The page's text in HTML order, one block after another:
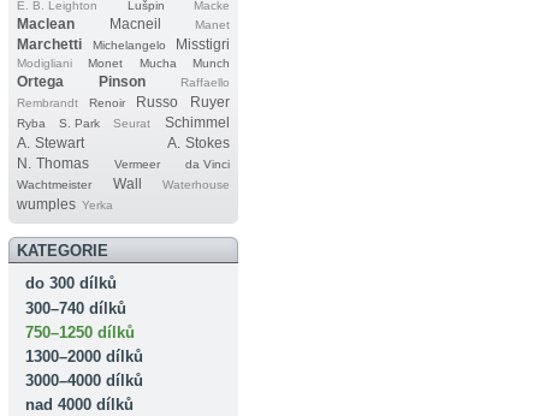
E. B. Leighton
Lušpin Macke
Maclean Macneil Manet
Marchetti Michelangelo Misstigri
Modigliani Monet Mucha Munch
Ortega Pinson
Raffaello
Rembrandt
Renoir Russo Ruyer
Ryba S. Park Seurat
Schimmel
A. Stewart
A. Stokes
N. Thomas
Vermeer
da Vinci
Wachtmeister
Wall Waterhouse
wumples Yerka
KATEGORIE
do 300 dílků
300–740 dílků
750–1250 dílků
1300–2000 dílků
3000–4000 dílků
nad 4000 dílků